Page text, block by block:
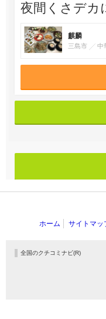
夜間くさデカ
麒麟
三島市 中
ホーム サイトマッ
全国のクチコミナビ(R)